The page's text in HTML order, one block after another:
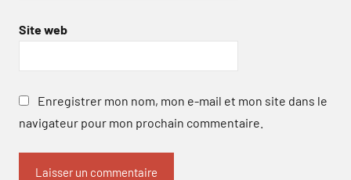
Site web
Enregistrer mon nom, mon e-mail et mon site dans le
navigateur pour mon prochain commentaire.